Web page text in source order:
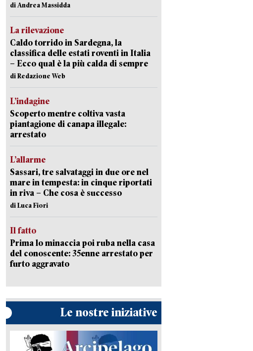
di Andrea Massidda
La rilevazione
Caldo torrido in Sardegna, la
classifica delle estati roventi in Italia
– Ecco qual è la più calda di sempre
di Redazione Web
L’indagine
Scoperto mentre coltiva vasta
piantagione di canapa illegale:
arrestato
L’allarme
Sassari, tre salvataggi in due ore nel
mare in tempesta: in cinque riportati
in riva – Che cosa è successo
di Luca Fiori
Il fatto
Prima lo minaccia poi ruba nella casa
del conoscente: 35enne arrestato per
furto aggravato
Le nostre iniziative